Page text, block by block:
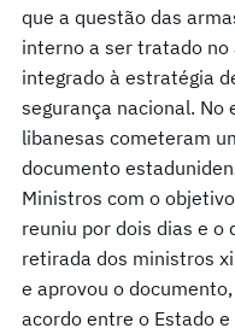
que a questão das
interno a ser tratado no
integrado à estratégia
segurança nacional.
libanesas cometeram
documento
Ministros com o
reuniu por dois dias e o
retirada dos ministros
e aprovou o
acordo entre o Estado